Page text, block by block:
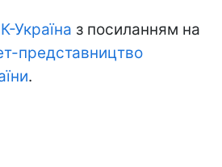
Україна з посиланням на
представництво
.